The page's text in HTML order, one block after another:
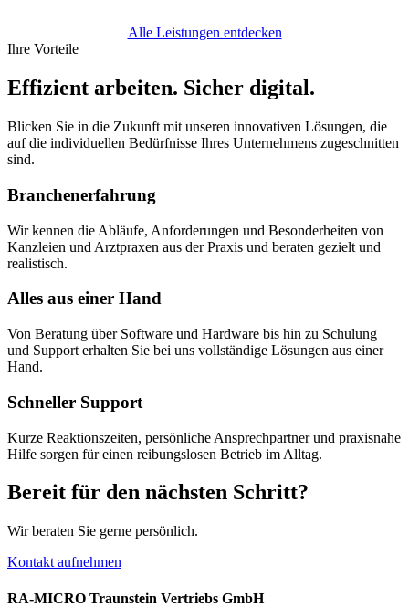
Alle Leistungen entdecken
Ihre Vorteile
Effizient arbeiten. Sicher digital.
Blicken Sie in die Zukunft mit unseren innovativen Lösungen, die
auf die individuellen Bedürfnisse Ihres Unternehmens zugeschnitten
sind.
Branchenerfahrung
Wir kennen die Abläufe, Anforderungen und Besonderheiten von
Kanzleien und Arztpraxen aus der Praxis und beraten gezielt und
realistisch.
Alles aus einer Hand
Von Beratung über Software und Hardware bis hin zu Schulung
und Support erhalten Sie bei uns vollständige Lösungen aus einer
Hand.
Schneller Support
Kurze Reaktionszeiten, persönliche Ansprechpartner und praxisnahe
Hilfe sorgen für einen reibungslosen Betrieb im Alltag.
Bereit für den nächsten Schritt?
Wir beraten Sie gerne persönlich.
Kontakt aufnehmen
RA-MICRO Traunstein Vertriebs GmbH